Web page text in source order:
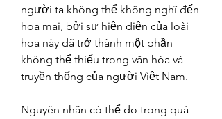
người ta không thể không nghĩ đến
hoa mai, bởi sự hiện diện của loài
hoa này đã trở thành một phần
không thể thiếu trong văn hóa và
truyền thống của người Việt Nam.
Nguyên nhân có thể do trong quá